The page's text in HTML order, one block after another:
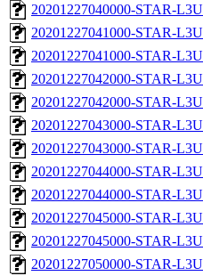
20201227040000-STAR-
20201227041000-STAR-
20201227041000-STAR-
20201227042000-STAR-
20201227042000-STAR-
20201227043000-STAR-
20201227043000-STAR-
20201227044000-STAR-
20201227044000-STAR-
20201227045000-STAR-
20201227045000-STAR-
20201227050000-STAR-